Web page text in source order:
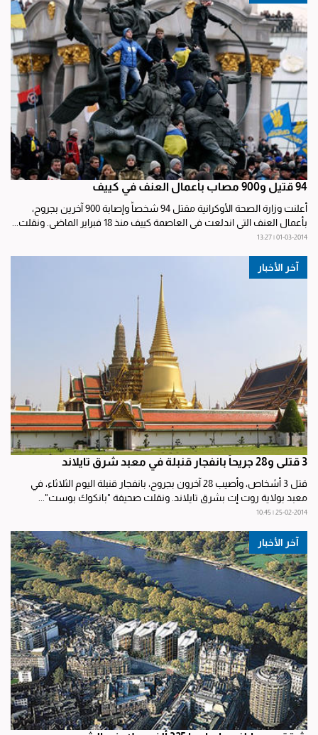
94 قتيل و900 مصاب بأعمال العنف في كييف
أعلنت وزارة الصحة الأوكرانية مقتل 94 شخصاًً وإصابة 900 آخرين بجروح،
بأعمال العنف التي اندلعت في العاصمة كييف منذ 18 فبراير الماضي. ونقلت...
01-03-2014 | 13:27
آخر الأخبار
3 قتلى و28 جريحاً بانفجار قنبلة في معبد شرق تايلاند
قتل 3 أشخاص، وأصيب 28 آخرون بجروح، بانفجار قنبلة اليوم الثلاثاء، في
معبد بولاية روت إت بشرق تايلاند. ونقلت صحيفة "بانكوك بوست"...
25-02-2014 | 10:45
آخر الأخبار